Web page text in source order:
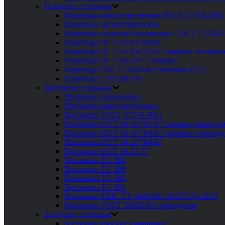
Переходы стальные
Переходы концентрические ГОСТ 17378-2001
Переходы эксцентрические
Переходы стальные бесшовные ГОСТ 17378-
Переходы ОСТ 34.10.700-97
Переходы ОСТ 34.10-753-97 сварные
Переходы ОСТ 36-22-77 сварные
Переходы ГОСТ 22826-83 точечные (ТД)
Переходы СТО ЦКТИ
Тройники стальные
Тройники переходные
Тройники равнопроходные
Тройники ГОСТ 17376-2001
Тройники ОСТ 34 10.762-97 сварные
Тройники ОСТ 34 10.764-97 сварные
Тройники ОСТ 34 10.764-97
Тройники ОСТ 36-23-77
Тройники ТС-588
Тройники ТС-589
Тройники ТС-590
Тройники ТС-591
Тройники ТШС ТУ 1468-001-61257374-2015
Тройники ГОСТ 22822-83 переходные
Заглушки стальные
Заглушки плоские приварные